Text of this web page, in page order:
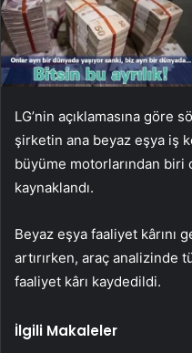
LG’nin açıklamasına göre
şirketin ana beyaz eşya iş
büyüme motorlarından
kaynaklandı.
Beyaz eşya faaliyet kârını
artırırken, araç analizinde
faaliyet kârı kaydedildi.
İlgili Makaleler